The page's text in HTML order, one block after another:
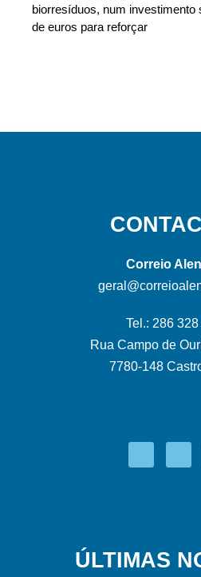
biorresíduos, num investimento
de euros para reforçar
Correio
Tel.: 286
Rua Campo de
7780-148
ÚLTIMAS